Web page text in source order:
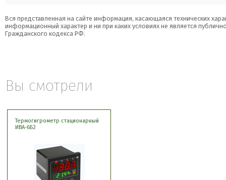
Вся представленная на сайте информация, касающаяся технических
информационный характер и ни при каких условиях не является
Гражданского кодекса РФ.
Вы смотрели
Термогигрометр стационарный
ИВА-6Б2